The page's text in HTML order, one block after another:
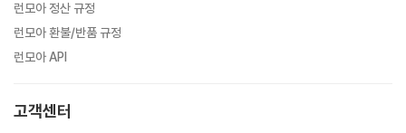
런모아 정산 규정
런모아 환불/반품 규정
런모아 API
고객센터